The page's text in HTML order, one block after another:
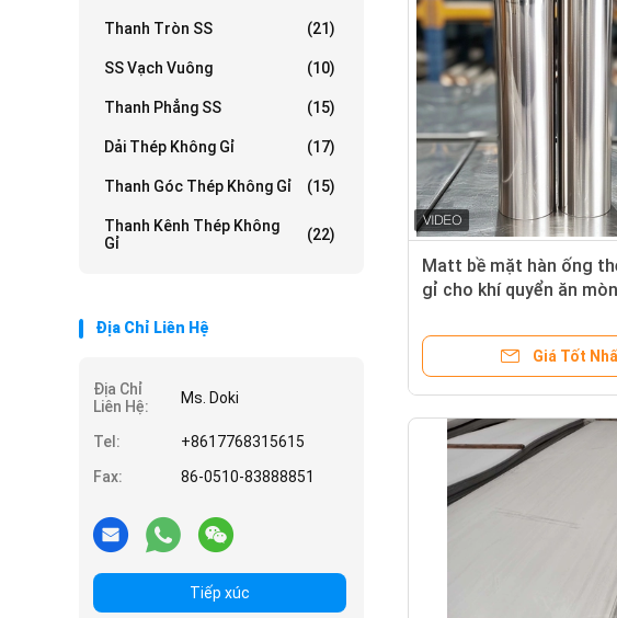
Thanh Tròn SS (21)
SS Vạch Vuông (10)
Thanh Phẳng SS (15)
Dải Thép Không Gỉ (17)
Thanh Góc Thép Không Gỉ (15)
Thanh Kênh Thép Không
Gỉ
(22)
Địa Chỉ Liên Hệ
Địa Chỉ
Liên Hệ:
Ms. Doki
Tel:
+8617768315615
Fax:
86-0510-83888851
Tiếp xúc
Matt bề mặt hàn ống
gỉ cho khí quyển ăn
Giá Tốt